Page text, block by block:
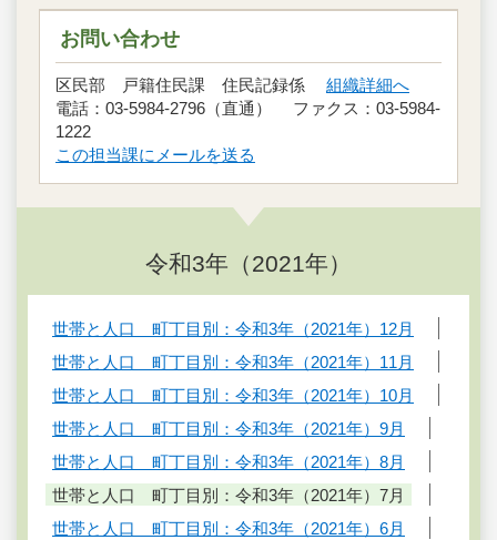
お問い合わせ
区民部 戸籍住民課 住民記録係 組織詳細へ
電話：03-5984-2796（直通） ファクス：03-5984-
1222
この担当課にメールを送る
令和3年（2021年）
世帯と人口 町丁目別：令和3年（2021年）12月
世帯と人口 町丁目別：令和3年（2021年）11月
世帯と人口 町丁目別：令和3年（2021年）10月
世帯と人口 町丁目別：令和3年（2021年）9月
世帯と人口 町丁目別：令和3年（2021年）8月
世帯と人口 町丁目別：令和3年（2021年）7月
世帯と人口 町丁目別：令和3年（2021年）6月